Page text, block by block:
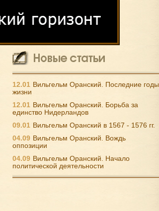
12.01 Вильгельм Оранский. Последние годы
жизни
12.01 Вильгельм Оранский. Борьба за
единство Нидерландов
09.01 Вильгельм Оранский в 1567 - 1576 гг.
04.09 Вильгельм Оранский. Вождь
оппозиции
04.09 Вильгельм Оранский. Начало
политической деятельности